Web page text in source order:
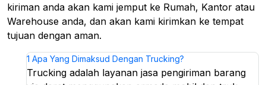
kiriman anda akan kami jemput ke Rumah, Kantor atau
Warehouse anda, dan akan kami kirimkan ke tempat
tujuan dengan aman.
1 Apa Yang Dimaksud Dengan Trucking?
Trucking adalah layanan jasa pengiriman barang